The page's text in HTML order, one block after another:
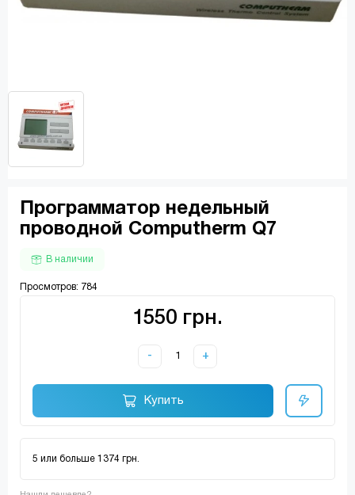
Программатор недельный
проводной Сomputherm Q7
В наличии
Просмотров: 784
1550 грн.
- +
Купить
5 или больше 1374 грн.